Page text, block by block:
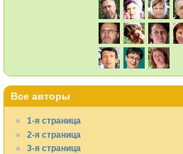
Все авторы
1-я страница
2-я страница
3-я страница